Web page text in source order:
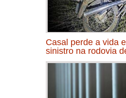
Casal perde a vida
sinistro na rodovia